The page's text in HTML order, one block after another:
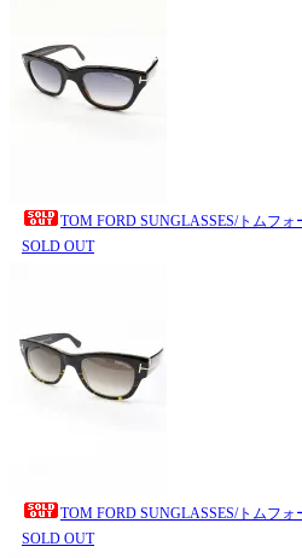
TOM FORD SUNGLASSES/トムフォ
SOLD OUT
TOM FORD SUNGLASSES/トムフォ
SOLD OUT